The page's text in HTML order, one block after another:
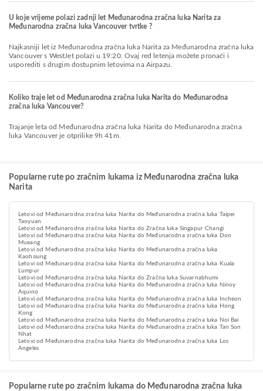
U koje vrijeme polazi zadnji let Međunarodna zračna luka Narita za
Međunarodna zračna luka Vancouver tvrtke ?
Najkasniji let iz Međunarodna zračna luka Narita za Međunarodna zračna luka
Vancouver s WestJet polazi u 19:20. Ovaj red letenja možete pronaći i
usporediti s drugim dostupnim letovima na Airpazu.
Koliko traje let od Međunarodna zračna luka Narita do Međunarodna
zračna luka Vancouver?
Trajanje leta od Međunarodna zračna luka Narita do Međunarodna zračna
luka Vancouver je otprilike 9h 41m.
Popularne rute po zračnim lukama iz Međunarodna zračna luka
Narita
Letovi od Međunarodna zračna luka Narita do Međunarodna zračna luka Taipei
Taoyuan
Letovi od Međunarodna zračna luka Narita do Zračna luka Singapur Changi
Letovi od Međunarodna zračna luka Narita do Međunarodna zračna luka Don
Mueang
Letovi od Međunarodna zračna luka Narita do Međunarodna zračna luka
Kaohsiung
Letovi od Međunarodna zračna luka Narita do Međunarodna zračna luka Kuala
Lumpur
Letovi od Međunarodna zračna luka Narita do Zračna luka Suvarnabhumi
Letovi od Međunarodna zračna luka Narita do Međunarodna zračna luka Ninoy
Aquino
Letovi od Međunarodna zračna luka Narita do Međunarodna zračna luka Incheon
Letovi od Međunarodna zračna luka Narita do Međunarodna zračna luka Hong
Kong
Letovi od Međunarodna zračna luka Narita do Međunarodna zračna luka Noi Bai
Letovi od Međunarodna zračna luka Narita do Međunarodna zračna luka Tan Son
Nhat
Letovi od Međunarodna zračna luka Narita do Međunarodna zračna luka Los
Angeles
Popularne rute po zračnim lukama do Međunarodna zračna luka